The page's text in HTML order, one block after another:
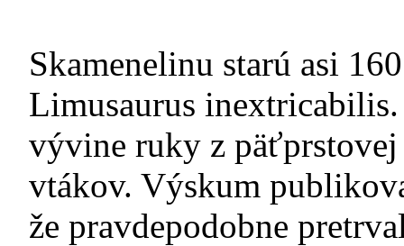
Skamenelinu starú asi
Limusaurus
vývine ruky z
vtákov. Výskum
že pravdepodobne